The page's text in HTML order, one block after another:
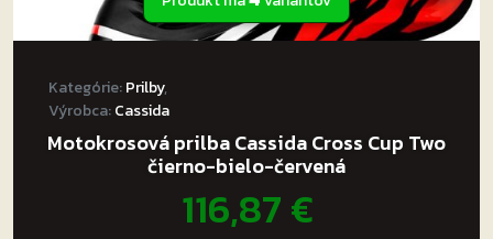
Kategórie:Prilby,
Výrobca:Cassida
Motokrosová prilba Cassida Cross Cup Two
čierno-bielo-červená
116,87€